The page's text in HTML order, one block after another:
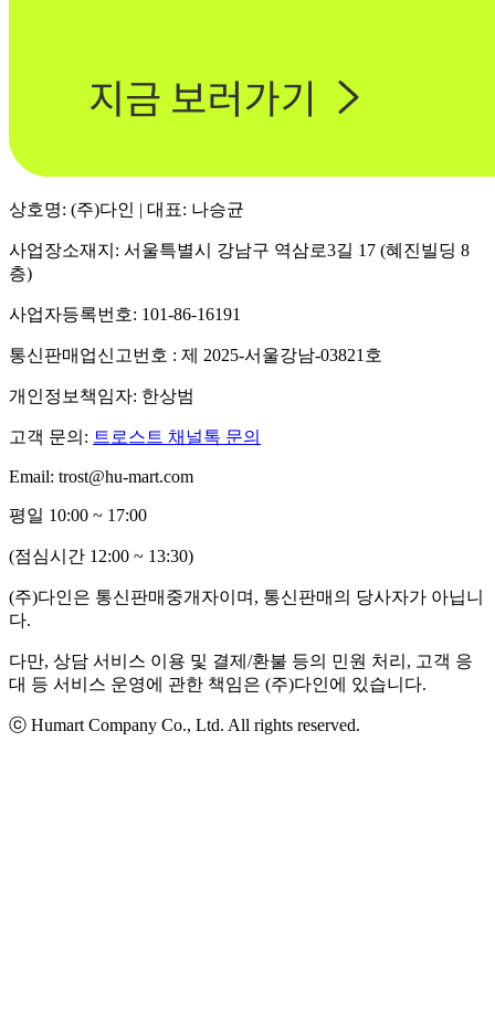
상호명: (주)다인 | 대표: 나승균
사업장소재지: 서울특별시 강남구 역삼로3길 17 (혜진빌딩 8
층)
사업자등록번호: 101-86-16191
통신판매업신고번호 : 제 2025-서울강남-03821호
개인정보책임자: 한상범
고객 문의: 트로스트 채널톡 문의
Email: trost@hu-mart.com
평일 10:00 ~ 17:00
(점심시간 12:00 ~ 13:30)
(주)다인은 통신판매중개자이며, 통신판매의 당사자가 아닙니
다.
다만, 상담 서비스 이용 및 결제/환불 등의 민원 처리, 고객 응
대 등 서비스 운영에 관한 책임은 (주)다인에 있습니다.
ⓒ Humart Company Co., Ltd. All rights reserved.